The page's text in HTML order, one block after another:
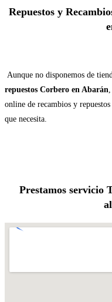
Repuestos y
Aunque no disponemos de
repuestos Corbero en Abarán
online de recambios y
que necesita.
Prestamos servicio